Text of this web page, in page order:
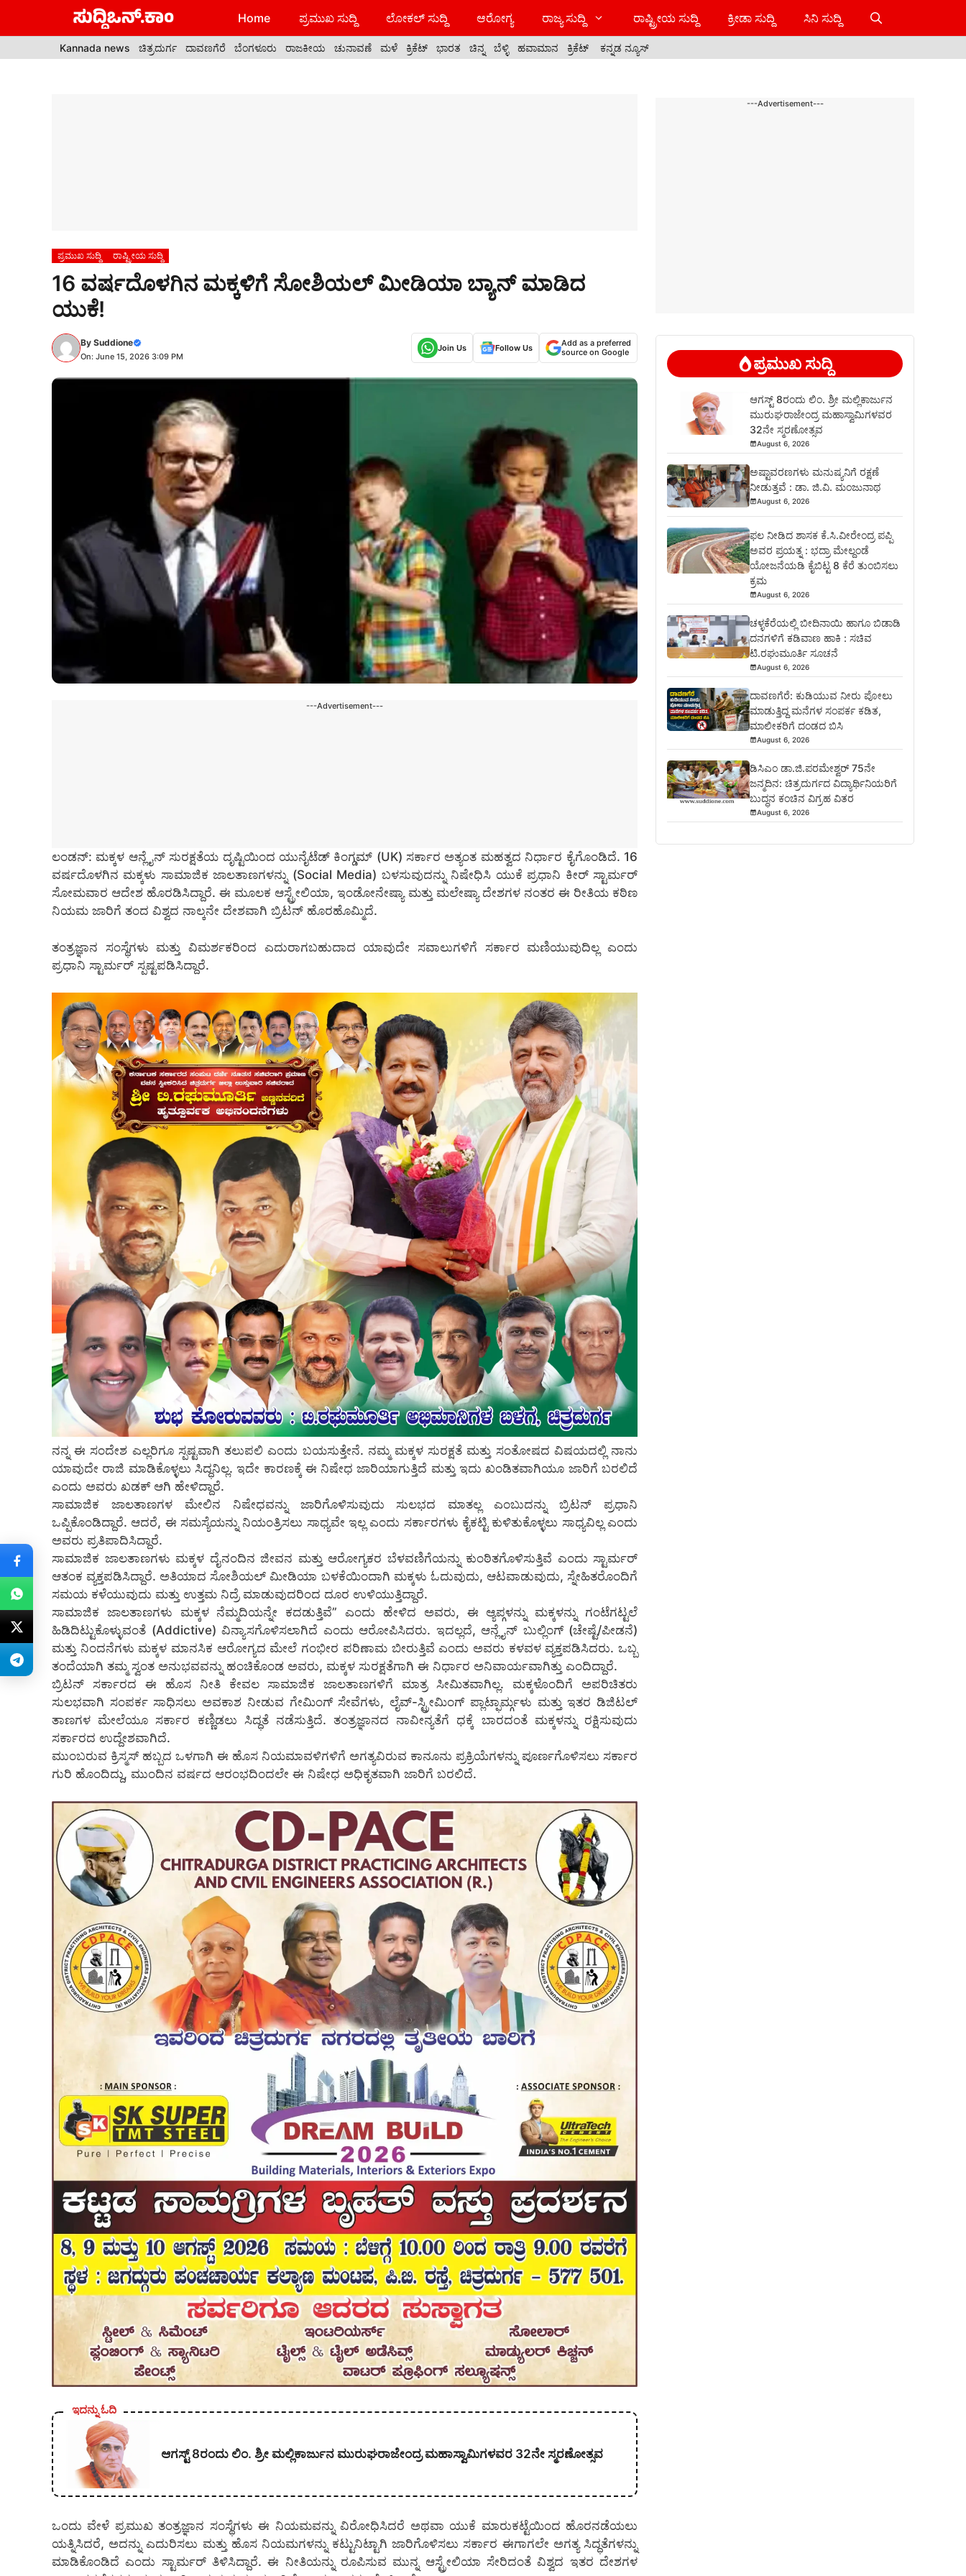
Home ಪ್ರಮುಖ ಸುದ್ದಿ ಲೋಕಲ್ ಸುದ್ದಿ ಆರೋಗ್ಯ ರಾಜ್ಯ ಸುದ್ದಿ ರಾಷ್ಟ್ರೀಯ ಸುದ್ದಿ ಕ್ರೀಡಾ ಸುದ್ದಿ ಸಿನಿ ಸುದ್ದಿ
Kannada news ಚಿತ್ರದುರ್ಗ ದಾವಣಗೆರೆ ಬೆಂಗಳೂರು ರಾಜಕೀಯ ಚುನಾವಣೆ ಮಳೆ ಕ್ರಿಕೆಟ್ ಭಾರತ ಚಿನ್ನ ಬೆಳ್ಳಿ ಹವಾಮಾನ ಕ್ರಿಕೆಟ್ ಕನ್ನಡ ನ್ಯೂಸ್
ಪ್ರಮುಖ ಸುದ್ದಿ ರಾಷ್ಟ್ರೀಯ ಸುದ್ದಿ
16 ವರ್ಷದೊಳಗಿನ ಮಕ್ಕಳಿಗೆ ಸೋಶಿಯಲ್ ಮೀಡಿಯಾ ಬ್ಯಾನ್ ಮಾಡಿದ
ಯುಕೆ!
By Suddione
On: June 15, 2026 3:09 PM
Join Us Follow Us
Add as a preferred
source on Google
---Advertisement---
ಲಂಡನ್: ಮಕ್ಕಳ ಆನ್ಲೈನ್ ಸುರಕ್ಷತೆಯ ದೃಷ್ಟಿಯಿಂದ ಯುನೈಟೆಡ್ ಕಿಂಗ್ಡಮ್ (UK) ಸರ್ಕಾರ ಅತ್ಯಂತ ಮಹತ್ವದ ನಿರ್ಧಾರ ಕೈಗೊಂಡಿದೆ. 16
ವರ್ಷದೊಳಗಿನ ಮಕ್ಕಳು ಸಾಮಾಜಿಕ ಜಾಲತಾಣಗಳನ್ನು (Social Media) ಬಳಸುವುದನ್ನು ನಿಷೇಧಿಸಿ ಯುಕೆ ಪ್ರಧಾನಿ ಕೀರ್ ಸ್ಟಾರ್ಮರ್
ಸೋಮವಾರ ಆದೇಶ ಹೊರಡಿಸಿದ್ದಾರೆ. ಈ ಮೂಲಕ ಆಸ್ಟ್ರೇಲಿಯಾ, ಇಂಡೋನೇಷ್ಯಾ ಮತ್ತು ಮಲೇಷ್ಯಾ ದೇಶಗಳ ನಂತರ ಈ ರೀತಿಯ ಕಠಿಣ
ನಿಯಮ ಜಾರಿಗೆ ತಂದ ವಿಶ್ವದ ನಾಲ್ಕನೇ ದೇಶವಾಗಿ ಬ್ರಿಟನ್ ಹೊರಹೊಮ್ಮಿದೆ.
ತಂತ್ರಜ್ಞಾನ ಸಂಸ್ಥೆಗಳು ಮತ್ತು ವಿಮರ್ಶಕರಿಂದ ಎದುರಾಗಬಹುದಾದ ಯಾವುದೇ ಸವಾಲುಗಳಿಗೆ ಸರ್ಕಾರ ಮಣಿಯುವುದಿಲ್ಲ ಎಂದು
ಪ್ರಧಾನಿ ಸ್ಟಾರ್ಮರ್ ಸ್ಪಷ್ಟಪಡಿಸಿದ್ದಾರೆ.
ನನ್ನ ಈ ಸಂದೇಶ ಎಲ್ಲರಿಗೂ ಸ್ಪಷ್ಟವಾಗಿ ತಲುಪಲಿ ಎಂದು ಬಯಸುತ್ತೇನೆ. ನಮ್ಮ ಮಕ್ಕಳ ಸುರಕ್ಷತೆ ಮತ್ತು ಸಂತೋಷದ ವಿಷಯದಲ್ಲಿ ನಾನು
ಯಾವುದೇ ರಾಜಿ ಮಾಡಿಕೊಳ್ಳಲು ಸಿದ್ಧನಿಲ್ಲ. ಇದೇ ಕಾರಣಕ್ಕೆ ಈ ನಿಷೇಧ ಜಾರಿಯಾಗುತ್ತಿದೆ ಮತ್ತು ಇದು ಖಂಡಿತವಾಗಿಯೂ ಜಾರಿಗೆ ಬರಲಿದೆ
ಎಂದು ಅವರು ಖಡಕ್ ಆಗಿ ಹೇಳಿದ್ದಾರೆ.
ಸಾಮಾಜಿಕ ಜಾಲತಾಣಗಳ ಮೇಲಿನ ನಿಷೇಧವನ್ನು ಜಾರಿಗೊಳಿಸುವುದು ಸುಲಭದ ಮಾತಲ್ಲ ಎಂಬುದನ್ನು ಬ್ರಿಟನ್ ಪ್ರಧಾನಿ
ಒಪ್ಪಿಕೊಂಡಿದ್ದಾರೆ. ಆದರೆ, ಈ ಸಮಸ್ಯೆಯನ್ನು ನಿಯಂತ್ರಿಸಲು ಸಾಧ್ಯವೇ ಇಲ್ಲ ಎಂದು ಸರ್ಕಾರಗಳು ಕೈಕಟ್ಟಿ ಕುಳಿತುಕೊಳ್ಳಲು ಸಾಧ್ಯವಿಲ್ಲ ಎಂದು
ಅವರು ಪ್ರತಿಪಾದಿಸಿದ್ದಾರೆ.
ಸಾಮಾಜಿಕ ಜಾಲತಾಣಗಳು ಮಕ್ಕಳ ದೈನಂದಿನ ಜೀವನ ಮತ್ತು ಆರೋಗ್ಯಕರ ಬೆಳವಣಿಗೆಯನ್ನು ಕುಂಠಿತಗೊಳಿಸುತ್ತಿವೆ ಎಂದು ಸ್ಟಾರ್ಮರ್
ಆತಂಕ ವ್ಯಕ್ತಪಡಿಸಿದ್ದಾರೆ. ಅತಿಯಾದ ಸೋಶಿಯಲ್ ಮೀಡಿಯಾ ಬಳಕೆಯಿಂದಾಗಿ ಮಕ್ಕಳು ಓದುವುದು, ಆಟವಾಡುವುದು, ಸ್ನೇಹಿತರೊಂದಿಗೆ
ಸಮಯ ಕಳೆಯುವುದು ಮತ್ತು ಉತ್ತಮ ನಿದ್ರೆ ಮಾಡುವುದರಿಂದ ದೂರ ಉಳಿಯುತ್ತಿದ್ದಾರೆ.
ಸಾಮಾಜಿಕ ಜಾಲತಾಣಗಳು ಮಕ್ಕಳ ನೆಮ್ಮದಿಯನ್ನೇ ಕದಡುತ್ತಿವೆ” ಎಂದು ಹೇಳಿದ ಅವರು, ಈ ಆ್ಯಪ್ಗಳನ್ನು ಮಕ್ಕಳನ್ನು ಗಂಟೆಗಟ್ಟಲೆ
ಹಿಡಿದಿಟ್ಟುಕೊಳ್ಳುವಂತೆ (Addictive) ವಿನ್ಯಾಸಗೊಳಿಸಲಾಗಿದೆ ಎಂದು ಆರೋಪಿಸಿದರು. ಇದಲ್ಲದೆ, ಆನ್ಲೈನ್ ಬುಲ್ಲಿಂಗ್ (ಚೇಷ್ಟೆ/ಪೀಡನೆ)
ಮತ್ತು ನಿಂದನೆಗಳು ಮಕ್ಕಳ ಮಾನಸಿಕ ಆರೋಗ್ಯದ ಮೇಲೆ ಗಂಭೀರ ಪರಿಣಾಮ ಬೀರುತ್ತಿವೆ ಎಂದು ಅವರು ಕಳವಳ ವ್ಯಕ್ತಪಡಿಸಿದರು. ಒಬ್ಬ
ತಂದೆಯಾಗಿ ತಮ್ಮ ಸ್ವಂತ ಅನುಭವವನ್ನು ಹಂಚಿಕೊಂಡ ಅವರು, ಮಕ್ಕಳ ಸುರಕ್ಷತೆಗಾಗಿ ಈ ನಿರ್ಧಾರ ಅನಿವಾರ್ಯವಾಗಿತ್ತು ಎಂದಿದ್ದಾರೆ.
ಬ್ರಿಟನ್ ಸರ್ಕಾರದ ಈ ಹೊಸ ನೀತಿ ಕೇವಲ ಸಾಮಾಜಿಕ ಜಾಲತಾಣಗಳಿಗೆ ಮಾತ್ರ ಸೀಮಿತವಾಗಿಲ್ಲ. ಮಕ್ಕಳೊಂದಿಗೆ ಅಪರಿಚಿತರು
ಸುಲಭವಾಗಿ ಸಂಪರ್ಕ ಸಾಧಿಸಲು ಅವಕಾಶ ನೀಡುವ ಗೇಮಿಂಗ್ ಸೇವೆಗಳು, ಲೈವ್-ಸ್ಟ್ರೀಮಿಂಗ್ ಪ್ಲಾಟ್ಫಾರ್ಮ್ಗಳು ಮತ್ತು ಇತರ ಡಿಜಿಟಲ್
ತಾಣಗಳ ಮೇಲೆಯೂ ಸರ್ಕಾರ ಕಣ್ಣಿಡಲು ಸಿದ್ಧತೆ ನಡೆಸುತ್ತಿದೆ. ತಂತ್ರಜ್ಞಾನದ ನಾವೀನ್ಯತೆಗೆ ಧಕ್ಕೆ ಬಾರದಂತೆ ಮಕ್ಕಳನ್ನು ರಕ್ಷಿಸುವುದು
ಸರ್ಕಾರದ ಉದ್ದೇಶವಾಗಿದೆ.
ಮುಂಬರುವ ಕ್ರಿಸ್ಮಸ್ ಹಬ್ಬದ ಒಳಗಾಗಿ ಈ ಹೊಸ ನಿಯಮಾವಳಿಗಳಿಗೆ ಅಗತ್ಯವಿರುವ ಕಾನೂನು ಪ್ರಕ್ರಿಯೆಗಳನ್ನು ಪೂರ್ಣಗೊಳಿಸಲು ಸರ್ಕಾರ
ಗುರಿ ಹೊಂದಿದ್ದು, ಮುಂದಿನ ವರ್ಷದ ಆರಂಭದಿಂದಲೇ ಈ ನಿಷೇಧ ಅಧಿಕೃತವಾಗಿ ಜಾರಿಗೆ ಬರಲಿದೆ.
ಇದನ್ನು ಓದಿ
ಆಗಸ್ಟ್ 8ರಂದು ಲಿಂ. ಶ್ರೀ ಮಲ್ಲಿಕಾರ್ಜುನ ಮುರುಘರಾಜೇಂದ್ರ ಮಹಾಸ್ವಾಮಿಗಳವರ 32ನೇ ಸ್ಮರಣೋತ್ಸವ
ಒಂದು ವೇಳೆ ಪ್ರಮುಖ ತಂತ್ರಜ್ಞಾನ ಸಂಸ್ಥೆಗಳು ಈ ನಿಯಮವನ್ನು ವಿರೋಧಿಸಿದರೆ ಅಥವಾ ಯುಕೆ ಮಾರುಕಟ್ಟೆಯಿಂದ ಹೊರನಡೆಯಲು
ಯತ್ನಿಸಿದರೆ, ಅದನ್ನು ಎದುರಿಸಲು ಮತ್ತು ಹೊಸ ನಿಯಮಗಳನ್ನು ಕಟ್ಟುನಿಟ್ಟಾಗಿ ಜಾರಿಗೊಳಿಸಲು ಸರ್ಕಾರ ಈಗಾಗಲೇ ಅಗತ್ಯ ಸಿದ್ಧತೆಗಳನ್ನು
ಮಾಡಿಕೊಂಡಿದೆ ಎಂದು ಸ್ಟಾರ್ಮರ್ ತಿಳಿಸಿದ್ದಾರೆ. ಈ ನೀತಿಯನ್ನು ರೂಪಿಸುವ ಮುನ್ನ ಆಸ್ಟ್ರೇಲಿಯಾ ಸೇರಿದಂತೆ ವಿಶ್ವದ ಇತರ ದೇಶಗಳ
---Advertisement---
ಪ್ರಮುಖ ಸುದ್ದಿ
ಆಗಸ್ಟ್ 8ರಂದು ಲಿಂ. ಶ್ರೀ ಮಲ್ಲಿಕಾರ್ಜುನ
ಮುರುಘರಾಜೇಂದ್ರ ಮಹಾಸ್ವಾಮಿಗಳವರ
32ನೇ ಸ್ಮರಣೋತ್ಸವ
August 6, 2026
ಅಷ್ಟಾವರಣಗಳು ಮನುಷ್ಯನಿಗೆ ರಕ್ಷಣೆ
ನೀಡುತ್ತವೆ : ಡಾ. ಜಿ.ವಿ. ಮಂಜುನಾಥ
August 6, 2026
ಫಲ ನೀಡಿದ ಶಾಸಕ ಕೆ.ಸಿ.ವೀರೇಂದ್ರ ಪಪ್ಪಿ
ಅವರ ಪ್ರಯತ್ನ : ಭದ್ರಾ ಮೇಲ್ದಂಡೆ
ಯೋಜನೆಯಡಿ ಕೈಬಿಟ್ಟ 8 ಕೆರೆ ತುಂಬಿಸಲು
ಕ್ರಮ
August 6, 2026
ಚಳ್ಳಕೆರೆಯಲ್ಲಿ ಬೀದಿನಾಯಿ ಹಾಗೂ ಬಿಡಾಡಿ
ದನಗಳಿಗೆ ಕಡಿವಾಣ ಹಾಕಿ : ಸಚಿವ
ಟಿ.ರಘುಮೂರ್ತಿ ಸೂಚನೆ
August 6, 2026
ದಾವಣಗೆರೆ: ಕುಡಿಯುವ ನೀರು ಪೋಲು
ಮಾಡುತ್ತಿದ್ದ ಮನೆಗಳ ಸಂಪರ್ಕ ಕಡಿತ,
ಮಾಲೀಕರಿಗೆ ದಂಡದ ಬಿಸಿ
August 6, 2026
ಡಿಸಿಎಂ ಡಾ.ಜಿ.ಪರಮೇಶ್ವರ್ 75ನೇ
ಜನ್ಮದಿನ: ಚಿತ್ರದುರ್ಗದ ವಿದ್ಯಾರ್ಥಿನಿಯರಿಗೆ
ಬುದ್ಧನ ಕಂಚಿನ ವಿಗ್ರಹ ವಿತರ
August 6, 2026